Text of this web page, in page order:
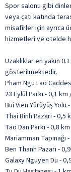
Spor salonu gibi
veya çatı katında
misafirler için ayrıca
hizmetleri ve otelde
Uzaklıklar en yakın
gösterilmektedir.
Pham Ngu Lao
23 Eylül Parkı - 0,1 km
Bui Vien Yürüyüş Yolu
Thai Binh Pazarı - 0,5
Tao Dan Parkı - 0,8
Mariamman Tapınağı
Ben Thanh Pazarı -
Galaxy Nguyen Du -